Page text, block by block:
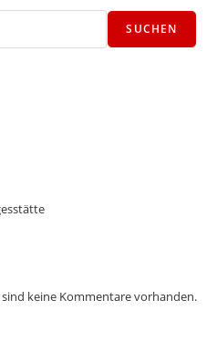
SUCHEN
sind keine Kommentare vorhanden.